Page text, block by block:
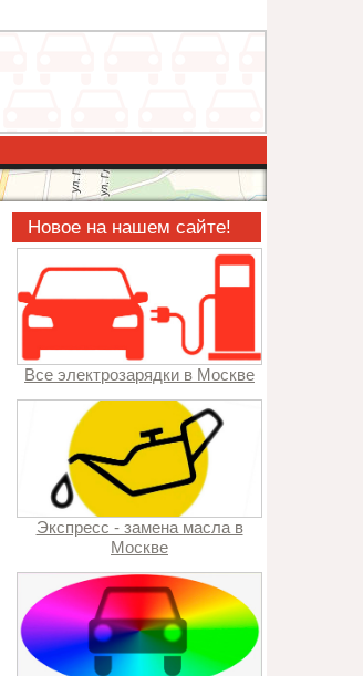
Новое на нашем сайте!
Все электрозарядки в Москве
Экспресс - замена масла в
Москве